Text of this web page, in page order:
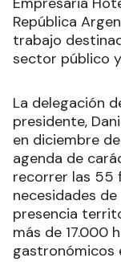
República
trabajo
sector público
La delegación
presidente,
en diciembre
agenda de
recorrer las 55
necesidades
presencia
más de 17.000
gastronómicos